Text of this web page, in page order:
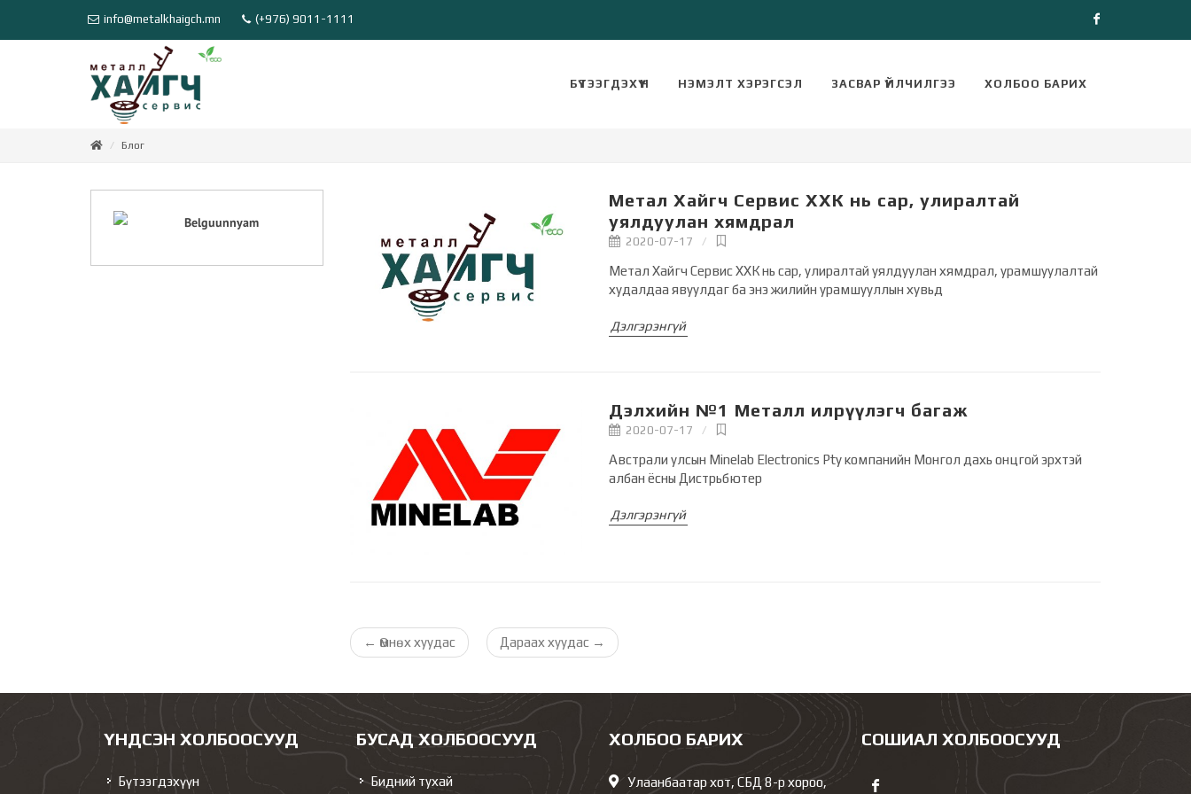
info@metalkhaigch.mn (+976) 9011-1111
БҮТЭЭГДЭХҮҮН
НЭМЭЛТ ХЭРЭГСЭЛ ЗАСВАР ҮЙЛЧИЛГЭЭ ХОЛБОО БАРИХ
Блог
Belguunnyam
Метал Хайгч Сервис ХХК нь сар, улиралтай
уялдуулан хямдрал
2020-07-17
Метал Хайгч Сервис ХХК нь сар, улиралтай уялдуулан хямдрал, урамшуулалтай
худалдаа явуулдаг ба энэ жилийн урамшууллын хувьд
Дэлгэрэнгүй
Дэлхийн №1 Металл илрүүлэгч багаж
2020-07-17
Австрали улсын Minelab Electronics Pty компанийн Монгол дахь онцгой эрхтэй
албан ёсны Дистрьбютер
Дэлгэрэнгүй
← Өмнөх хуудас Дараах хуудас →
ҮНДСЭН ХОЛБООСУУД
Бүтээгдэхүүн
БУСАД ХОЛБООСУУД
Бидний тухай
ХОЛБОО БАРИХ
Улаанбаатар хот, СБД 8-р хороо,
СОШИАЛ ХОЛБООСУУД